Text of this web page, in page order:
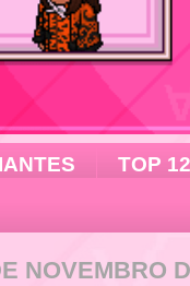
TOP 12
NOVEMBRO